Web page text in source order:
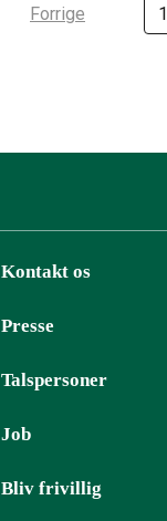
Forrige 1
Kontakt os
Presse
Talspersoner
Job
Bliv frivillig